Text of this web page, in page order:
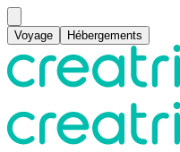
Voyage Hébergements